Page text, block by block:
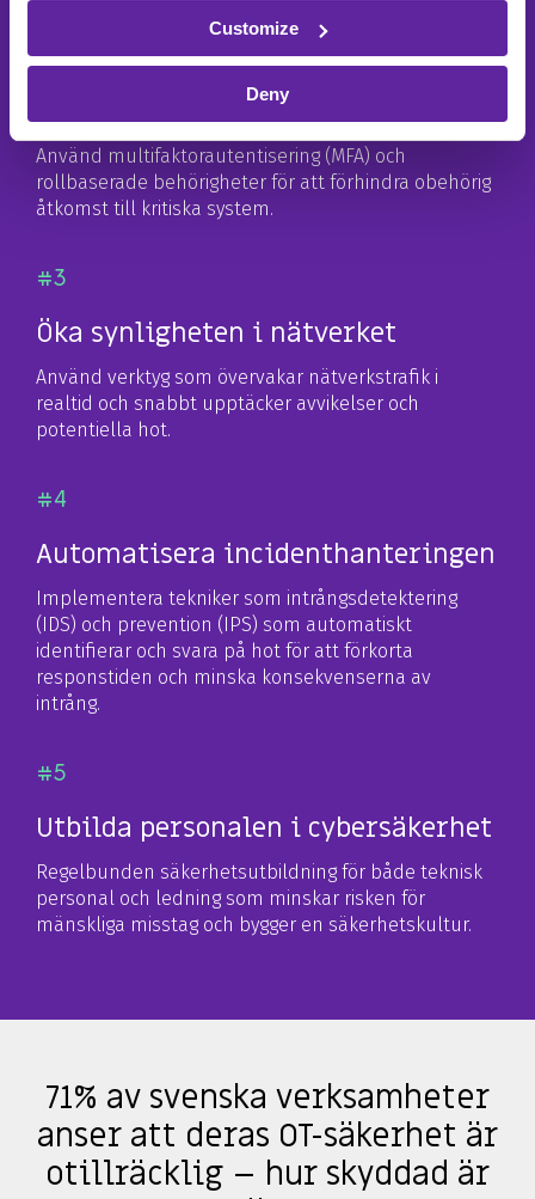
Customize
Deny
#2
Implementera åtkomstkontroll
Använd multifaktorautentisering (MFA) och
rollbaserade behörigheter för att förhindra obehörig
åtkomst till kritiska system.
#3
Öka synligheten i nätverket
Använd verktyg som övervakar nätverkstrafik i
realtid och snabbt upptäcker avvikelser och
potentiella hot.
#4
Automatisera incidenthanteringen
Implementera tekniker som intrångsdetektering
(IDS) och prevention (IPS) som automatiskt
identifierar och svara på hot för att förkorta
responstiden och minska konsekvenserna av
intrång.
#5
Utbilda personalen i cybersäkerhet
Regelbunden säkerhetsutbildning för både teknisk
personal och ledning som minskar risken för
mänskliga misstag och bygger en säkerhetskultur.
71% av svenska verksamheter
anser att deras OT-säkerhet är
otillräcklig – hur skyddad är